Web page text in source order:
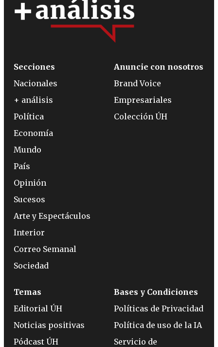
Secciones
Nacionales
+ análisis
Política
Economía
Mundo
País
Opinión
Sucesos
Arte y Espectáculos
Interior
Correo Semanal
Sociedad
Anuncie con nosotros
Brand Voice
Empresariales
Colección ÚH
Temas
Editorial ÚH
Noticias positivas
Pódcast ÚH
Bases y Condiciones
Políticas de Privacidad
Política de uso de la IA
Servicio de